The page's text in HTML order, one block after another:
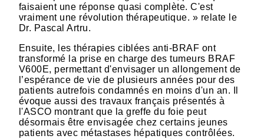
faisaient une réponse quasi complète. C'est
vraiment une révolution thérapeutique. » relate le
Dr. Pascal Artru.
Ensuite, les thérapies ciblées anti-BRAF ont
transformé la prise en charge des tumeurs BRAF
V600E, permettant d'envisager un allongement de
l’espérance de vie de plusieurs années pour des
patients autrefois condamnés en moins d'un an. Il
évoque aussi des travaux français présentés à
l'ASCO montrant que la greffe du foie peut
désormais être envisagée chez certains jeunes
patients avec métastases hépatiques contrôlées.